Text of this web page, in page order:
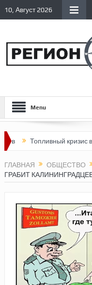
10, Август 2026
Menu
Топливный кризис в России
ГЛАВНАЯ ОБЩЕСТВО
ГРАБИТ